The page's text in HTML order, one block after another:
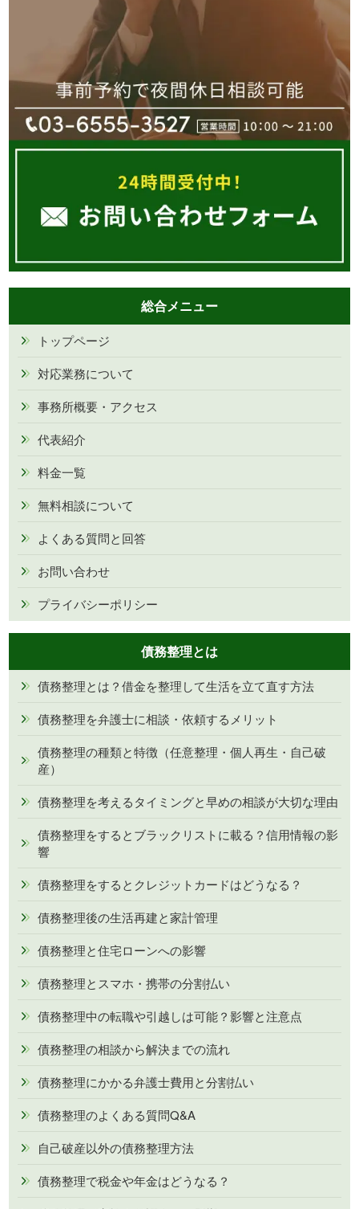
総合メニュー
トップページ
対応業務について
事務所概要・アクセス
代表紹介
料金一覧
無料相談について
よくある質問と回答
お問い合わせ
プライバシーポリシー
債務整理とは
債務整理とは？借金を整理して生活を立て直す方法
債務整理を弁護士に相談・依頼するメリット
債務整理の種類と特徴（任意整理・個人再生・自己破
産）
債務整理を考えるタイミングと早めの相談が大切な理由
債務整理をするとブラックリストに載る？信用情報の影
響
債務整理をするとクレジットカードはどうなる？
債務整理後の生活再建と家計管理
債務整理と住宅ローンへの影響
債務整理とスマホ・携帯の分割払い
債務整理中の転職や引越しは可能？影響と注意点
債務整理の相談から解決までの流れ
債務整理にかかる弁護士費用と分割払い
債務整理のよくある質問Q&A
自己破産以外の債務整理方法
債務整理で税金や年金はどうなる？